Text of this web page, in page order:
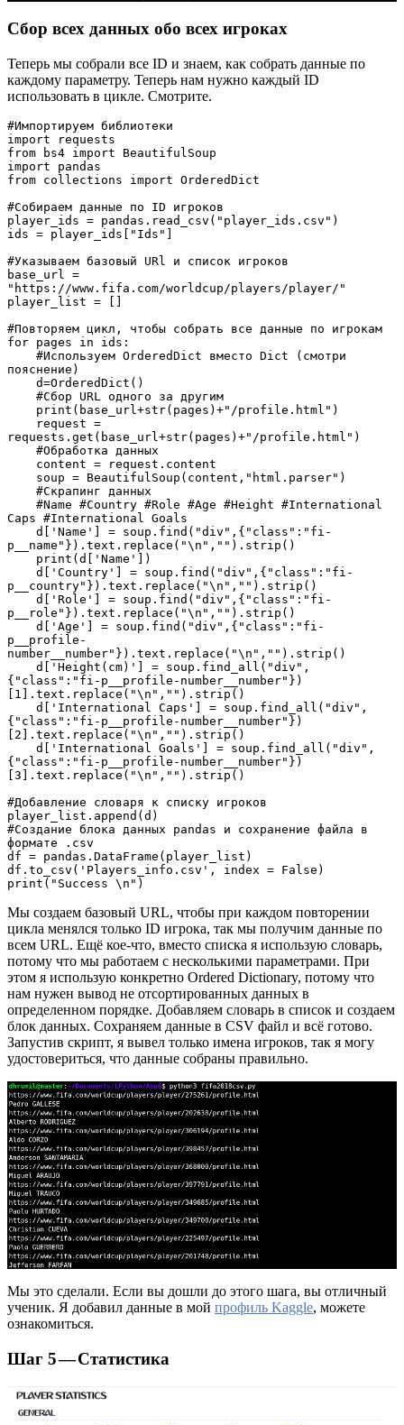
Сбор всех данных обо всех игроках
Теперь мы собрали все ID и знаем, как собрать данные по
каждому параметру. Теперь нам нужно каждый ID
использовать в цикле. Смотрите.
#Импортируем библиотеки
import requests
from bs4 import BeautifulSoup
import pandas
from collections import OrderedDict
#Собираем данные по ID игроков
player_ids = pandas.read_csv("player_ids.csv")
ids = player_ids["Ids"]
#Указываем базовый URl и список игроков
base_url =
"https://www.fifa.com/worldcup/players/player/"
player_list = []
#Повторяем цикл, чтобы собрать все данные по игрокам
for pages in ids:
пояснение)
requests.get(base_url+str(pages)+"/profile.html")
Caps #International Goals
p__name"}).text.replace("\n","").strip()
p__country"}).text.replace("\n","").strip()
p__role"}).text.replace("\n","").strip()
p__profile-
number__number"}).text.replace("\n","").strip()
{"class":"fi-p__profile-number__number"})
[1].text.replace("\n","").strip()
{"class":"fi-p__profile-number__number"})
[2].text.replace("\n","").strip()
{"class":"fi-p__profile-number__number"})
[3].text.replace("\n","").strip()
#Добавление словаря к списку игроков
player_list.append(d)
#Создание блока данных pandas и сохранение файла в
формате .csv
df = pandas.DataFrame(player_list)
df.to_csv('Players_info.csv', index = False)
print("Success \n")
Мы создаем базовый URL, чтобы при каждом повторении
цикла менялся только ID игрока, так мы получим данные по
всем URL. Ещё кое-что, вместо списка я использую словарь,
потому что мы работаем с несколькими параметрами. При
этом я использую конкретно Ordered Dictionary, потому что
нам нужен вывод не отсортированных данных в
определенном порядке. Добавляем словарь в список и создаем
блок данных. Сохраняем данные в CSV файл и всё готово.
Запустив скрипт, я вывел только имена игроков, так я могу
удостовериться, что данные собраны правильно.
Мы это сделали. Если вы дошли до этого шага, вы отличный
ученик. Я добавил данные в мой профиль Kaggle, можете
ознакомиться.
Шаг 5 — Статистика